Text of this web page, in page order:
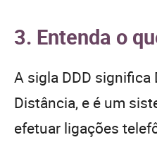
3. Entenda o
A sigla DDD significa
Distância, e é um
efetuar ligações